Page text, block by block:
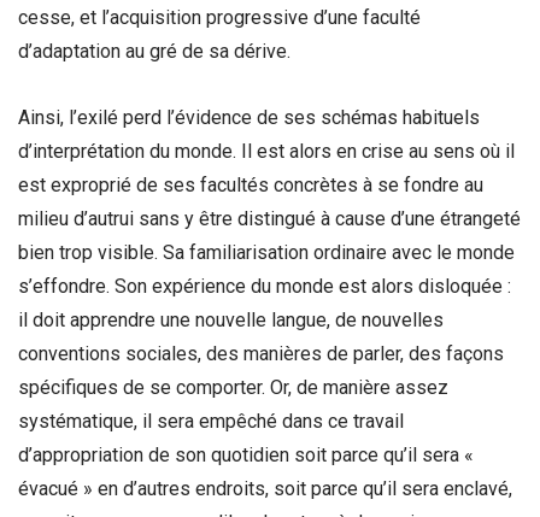
cesse, et l’acquisition progressive d’une faculté
d’adaptation au gré de sa dérive.
Ainsi, l’exilé perd l’évidence de ses schémas habituels
d’interprétation du monde. Il est alors en crise au sens où il
est exproprié de ses facultés concrètes à se fondre au
milieu d’autrui sans y être distingué à cause d’une étrangeté
bien trop visible. Sa familiarisation ordinaire avec le monde
s’effondre. Son expérience du monde est alors disloquée :
il doit apprendre une nouvelle langue, de nouvelles
conventions sociales, des manières de parler, des façons
spécifiques de se comporter. Or, de manière assez
systématique, il sera empêché dans ce travail
d’appropriation de son quotidien soit parce qu’il sera «
évacué » en d’autres endroits, soit parce qu’il sera enclavé,